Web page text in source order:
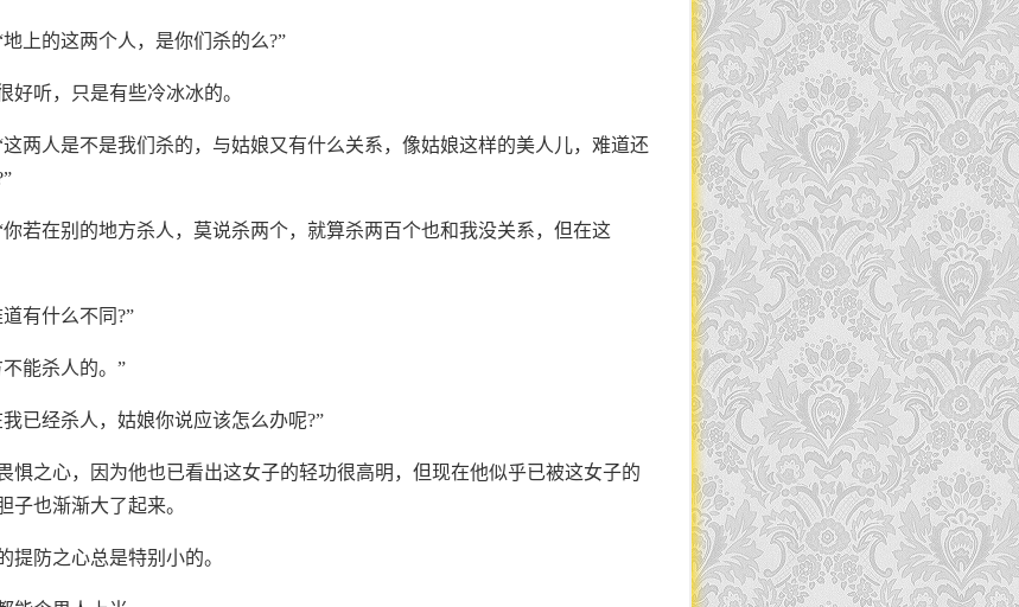
上的这两个人，是你们杀的么?”
好听，只是有些冷冰冰的。
两人是不是我们杀的，与姑娘又有什么关系，像姑娘这样的美人儿，难道还
若在别的地方杀人，莫说杀两个，就算杀两百个也和我没关系，但在这
有什么不同?”
能杀人的。”
已经杀人，姑娘你说应该怎么办呢?”
惧之心，因为他也已看出这女子的轻功很高明，但现在他似乎已被这女子的
子也渐渐大了起来。
提防之心总是特别小的。